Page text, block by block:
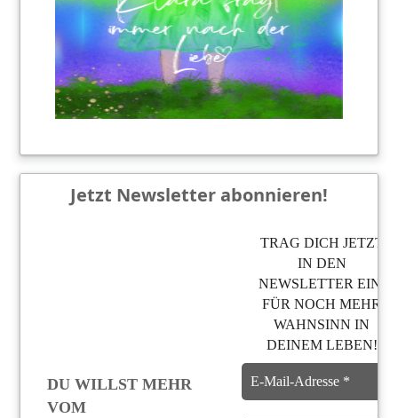
Jetzt Newsletter abonnieren!
DU WILLST MEHR
VOM
TRAG DICH JETZT
IN DEN
NEWSLETTER EIN,
FÜR NOCH MEHR
WAHNSINN IN
DEINEM LEBEN!